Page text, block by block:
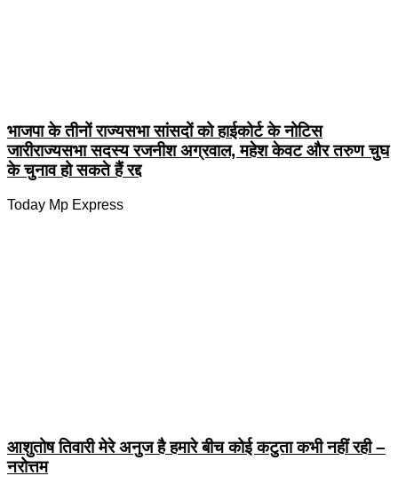
भाजपा के तीनों राज्यसभा सांसदों को हाईकोर्ट के नोटिस
जारीराज्यसभा सदस्य रजनीश अग्रवाल, महेश केवट और तरुण चुघ
के चुनाव हो सकते हैं रद्द
Today Mp Express
आशुतोष तिवारी मेरे अनुज है हमारे बीच कोई कटुता कभी नहीं रही –
नरोत्तम